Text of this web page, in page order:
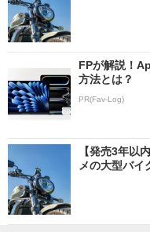
FPが解説！
方法とは？
PR(Fav-Log)
【発売3年以
メの大型バイ